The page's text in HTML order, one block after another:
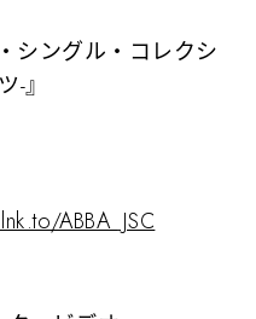
シングル・コレクシ
-』
ABBA_JSC